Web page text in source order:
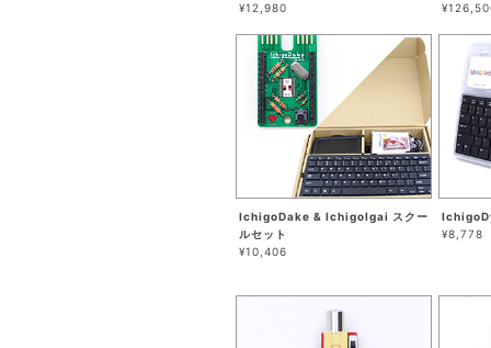
¥12,980
IchigoDake & IchigoIgai スクー
ルセット
¥10,406
¥8,778